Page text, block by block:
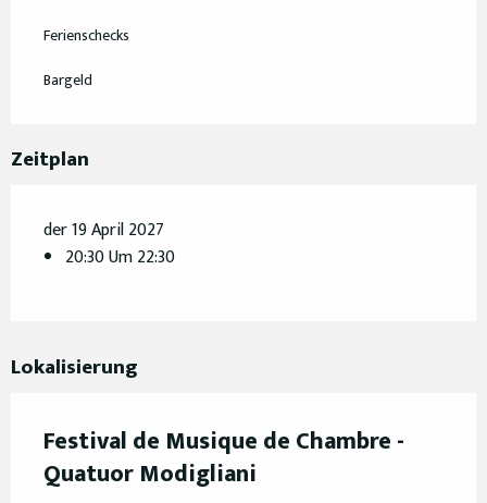
Ferienschecks
Bargeld
Zeitplan
der 19 April 2027
20:30 Um 22:30
Lokalisierung
Festival de Musique de Chambre -
Quatuor Modigliani